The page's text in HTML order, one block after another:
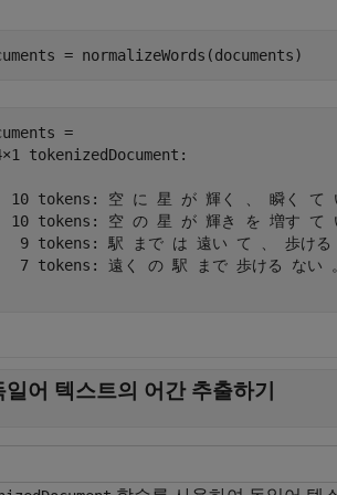
= normalizeWords(documents)
=
tokenizedDocument:
10 tokens: 空 に 星 が 輝く 、 瞬く て
10 tokens: 空 の 星 が 輝き を 増す て
9 tokens: 駅 まで は 遠い て 、 歩ける
7 tokens: 遠く の 駅 まで 歩ける ない 。
일어 텍스트의 어간 추출하기